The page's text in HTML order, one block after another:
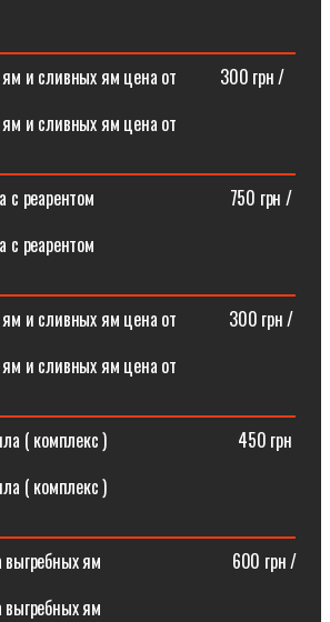
ям и сливных ям цена от ⠀⠀⠀300 грн /
и сливных ям цена от
с реарентом ⠀⠀⠀⠀⠀⠀⠀⠀⠀⠀750 грн /
с реарентом
ям и сливных ям цена от⠀⠀⠀⠀300 грн /
и сливных ям цена от
ила ( комплекс )⠀⠀⠀⠀⠀⠀⠀⠀⠀⠀450 грн
( комплекс )
выгребных ям⠀⠀⠀⠀⠀⠀⠀⠀⠀⠀600 грн /
выгребных ям